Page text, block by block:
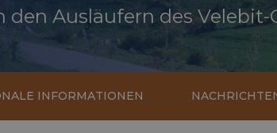
den Ausläufern des
INFORMATIONEN